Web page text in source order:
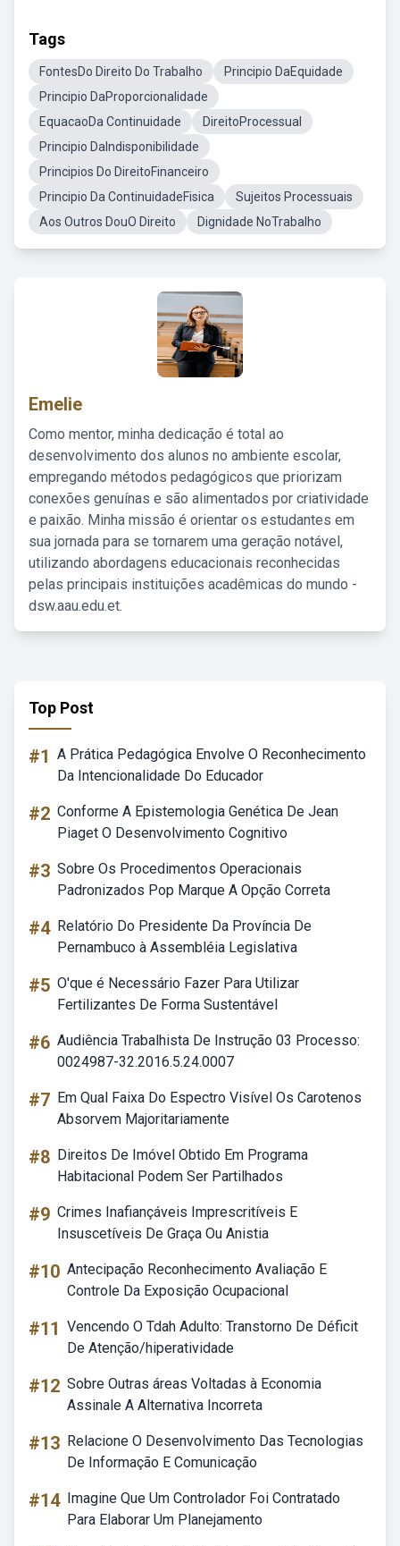
Tags
FontesDo Direito Do Trabalho
Principio DaEquidade
Principio DaProporcionalidade
EquacaoDa Continuidade
DireitoProcessual
Principio DaIndisponibilidade
Principios Do DireitoFinanceiro
Principio Da ContinuidadeFisica
Sujeitos Processuais
Aos Outros DouO Direito
Dignidade NoTrabalho
Emelie
Como mentor, minha dedicação é total ao
desenvolvimento dos alunos no ambiente escolar,
empregando métodos pedagógicos que priorizam
conexões genuínas e são alimentados por criatividade
e paixão. Minha missão é orientar os estudantes em
sua jornada para se tornarem uma geração notável,
utilizando abordagens educacionais reconhecidas
pelas principais instituições acadêmicas do mundo -
dsw.aau.edu.et.
Top Post
#1 A Prática Pedagógica Envolve O Reconhecimento
Da Intencionalidade Do Educador
#2 Conforme A Epistemologia Genética De Jean
Piaget O Desenvolvimento Cognitivo
#3 Sobre Os Procedimentos Operacionais
Padronizados Pop Marque A Opção Correta
#4 Relatório Do Presidente Da Província De
Pernambuco à Assembléia Legislativa
#5 O'que é Necessário Fazer Para Utilizar
Fertilizantes De Forma Sustentável
#6 Audiência Trabalhista De Instrução 03 Processo:
0024987-32.2016.5.24.0007
#7 Em Qual Faixa Do Espectro Visível Os Carotenos
Absorvem Majoritariamente
#8 Direitos De Imóvel Obtido Em Programa
Habitacional Podem Ser Partilhados
#9 Crimes Inafiançáveis Imprescritíveis E
Insuscetíveis De Graça Ou Anistia
#10 Antecipação Reconhecimento Avaliação E
Controle Da Exposição Ocupacional
#11 Vencendo O Tdah Adulto: Transtorno De Déficit
De Atenção/hiperatividade
#12 Sobre Outras áreas Voltadas à Economia
Assinale A Alternativa Incorreta
#13 Relacione O Desenvolvimento Das Tecnologias
De Informação E Comunicação
#14 Imagine Que Um Controlador Foi Contratado
Para Elaborar Um Planejamento